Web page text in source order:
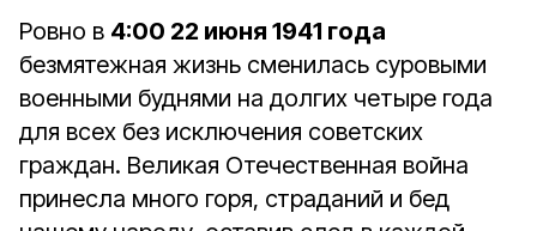
Ровно в 4:00 22 июня 1941 года
безмятежная жизнь сменилась суровыми
военными буднями на долгих четыре года
для всех без исключения советских
граждан. Великая Отечественная война
принесла много горя, страданий и бед